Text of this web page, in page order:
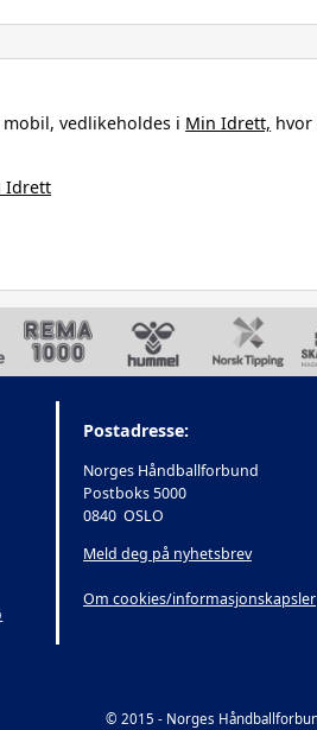
vedlikeholdes i Min Idrett, hvor
Idrett
Postadresse:
Norges Håndballforbund
Postboks 5000
0840 OSLO
Meld deg på nyhetsbrev
Om cookies/informasjonskapsler
© 2015 - Norges